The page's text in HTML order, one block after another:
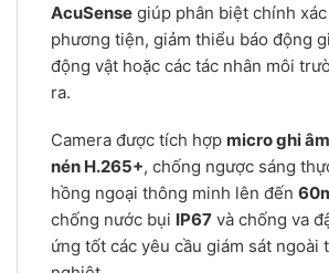
AcuSense giúp phân biệt chính
phương tiện, giảm thiểu báo động
động vật hoặc các tác nhân môi
ra.
Camera được tích hợp micro ghi âm
nén H.265+, chống ngược sáng
hồng ngoại thông minh lên đến
chống nước bụi IP67 và chống va
ứng tốt các yêu cầu giám sát ngoài